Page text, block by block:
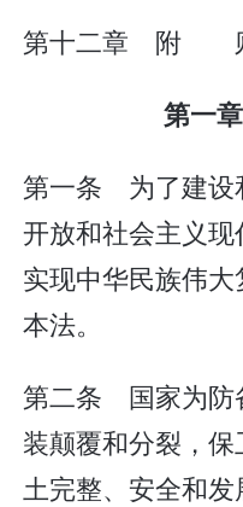
第十二章 附
第
第一条 为了建设
开放和社会主义现
实现中华民族伟
本法。
第二条 国家为防
装颠覆和分裂，
土完整、安全和